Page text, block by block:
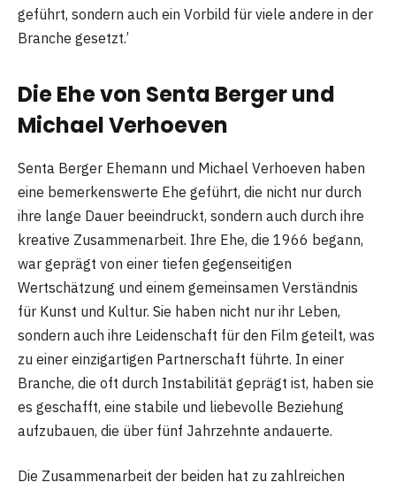
geführt, sondern auch ein Vorbild für viele andere in der
Branche gesetzt.’
Die Ehe von Senta Berger und
Michael Verhoeven
Senta Berger Ehemann und Michael Verhoeven haben
eine bemerkenswerte Ehe geführt, die nicht nur durch
ihre lange Dauer beeindruckt, sondern auch durch ihre
kreative Zusammenarbeit. Ihre Ehe, die 1966 begann,
war geprägt von einer tiefen gegenseitigen
Wertschätzung und einem gemeinsamen Verständnis
für Kunst und Kultur. Sie haben nicht nur ihr Leben,
sondern auch ihre Leidenschaft für den Film geteilt, was
zu einer einzigartigen Partnerschaft führte. In einer
Branche, die oft durch Instabilität geprägt ist, haben sie
es geschafft, eine stabile und liebevolle Beziehung
aufzubauen, die über fünf Jahrzehnte andauerte.
Die Zusammenarbeit der beiden hat zu zahlreichen